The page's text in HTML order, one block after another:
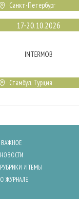
Санкт-Петербург
17-20.10.2026
INTERMOB
Стамбул, Турция
ВАЖНОЕ
НОВОСТИ
РУБРИКИ И ТЕМЫ
О ЖУРНАЛЕ